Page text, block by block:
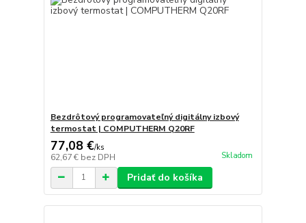
Bezdrôtový programovateľný digitálny izbový
termostat | COMPUTHERM Q20RF
77,08 €/ks
62,67 € bez DPH Skladom
Pridať do košíka